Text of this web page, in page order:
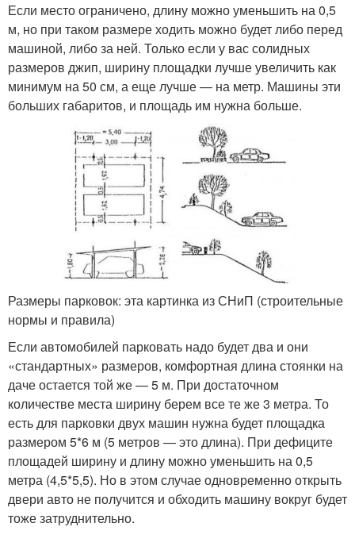
Если место ограничено, длину можно уменьшить на 0,5
м, но при таком размере ходить можно будет либо перед
машиной, либо за ней. Только если у вас солидных
размеров джип, ширину площадки лучше увеличить как
минимум на 50 см, а еще лучше — на метр. Машины эти
больших габаритов, и площадь им нужна больше.
Размеры парковок: эта картинка из СНиП (строительные
нормы и правила)
Если автомобилей парковать надо будет два и они
«стандартных» размеров, комфортная длина стоянки на
даче остается той же — 5 м. При достаточном
количестве места ширину берем все те же 3 метра. То
есть для парковки двух машин нужна будет площадка
размером 5*6 м (5 метров — это длина). При дефиците
площадей ширину и длину можно уменьшить на 0,5
метра (4,5*5,5). Но в этом случае одновременно открыть
двери авто не получится и обходить машину вокруг будет
тоже затруднительно.